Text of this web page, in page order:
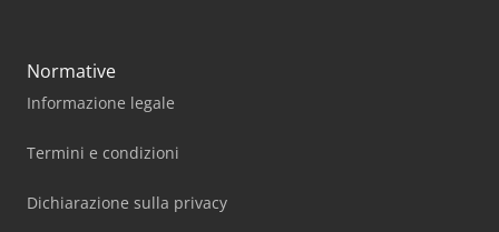
Normative
Informazione legale
Termini e condizioni
Dichiarazione sulla privacy